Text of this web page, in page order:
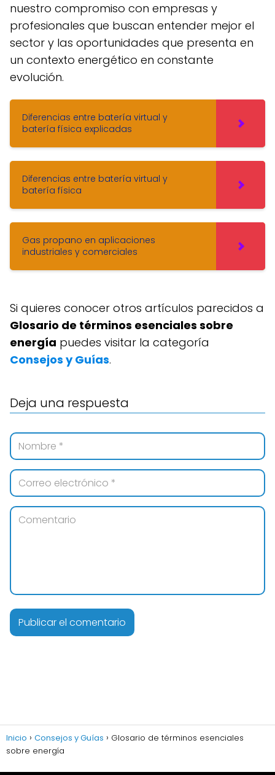
nuestro compromiso con empresas y
profesionales que buscan entender mejor el
sector y las oportunidades que presenta en
un contexto energético en constante
evolución.
Diferencias entre batería virtual y
batería física explicadas
Diferencias entre batería virtual y
batería física
Gas propano en aplicaciones
industriales y comerciales
Si quieres conocer otros artículos parecidos a
Glosario de términos esenciales sobre
energía puedes visitar la categoría
Consejos y Guías.
Deja una respuesta
Inicio Consejos y Guías
Glosario de términos esenciales
sobre energía